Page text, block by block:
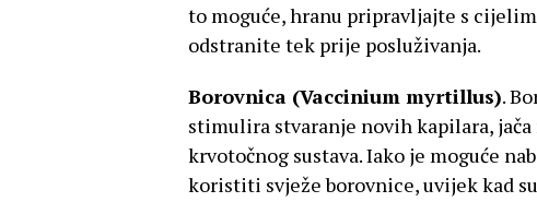
to moguće, hranu pripravljajte s
odstranite tek prije posluživanja.
Borovnica (Vaccinium myrtillus).
stimulira stvaranje novih kapilara,
krvotočnog sustava. Iako je moguće
koristiti svježe borovnice, uvijek kad